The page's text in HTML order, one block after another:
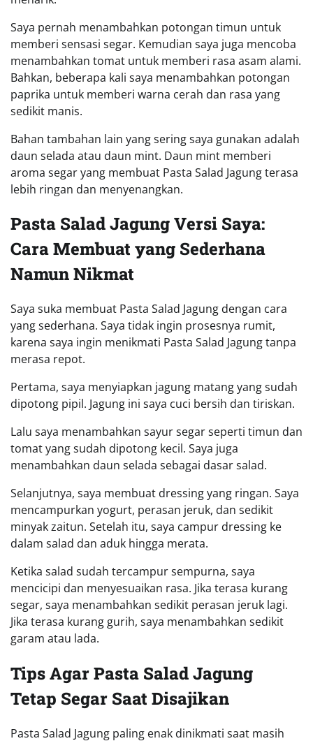
Saya pernah menambahkan potongan timun untuk
memberi sensasi segar. Kemudian saya juga mencoba
menambahkan tomat untuk memberi rasa asam alami.
Bahkan, beberapa kali saya menambahkan potongan
paprika untuk memberi warna cerah dan rasa yang
sedikit manis.
Bahan tambahan lain yang sering saya gunakan adalah
daun selada atau daun mint. Daun mint memberi
aroma segar yang membuat Pasta Salad Jagung terasa
lebih ringan dan menyenangkan.
Pasta Salad Jagung Versi Saya:
Cara Membuat yang Sederhana
Namun Nikmat
Saya suka membuat Pasta Salad Jagung dengan cara
yang sederhana. Saya tidak ingin prosesnya rumit,
karena saya ingin menikmati Pasta Salad Jagung tanpa
merasa repot.
Pertama, saya menyiapkan jagung matang yang sudah
dipotong pipil. Jagung ini saya cuci bersih dan tiriskan.
Lalu saya menambahkan sayur segar seperti timun dan
tomat yang sudah dipotong kecil. Saya juga
menambahkan daun selada sebagai dasar salad.
Selanjutnya, saya membuat dressing yang ringan. Saya
mencampurkan yogurt, perasan jeruk, dan sedikit
minyak zaitun. Setelah itu, saya campur dressing ke
dalam salad dan aduk hingga merata.
Ketika salad sudah tercampur sempurna, saya
mencicipi dan menyesuaikan rasa. Jika terasa kurang
segar, saya menambahkan sedikit perasan jeruk lagi.
Jika terasa kurang gurih, saya menambahkan sedikit
garam atau lada.
Tips Agar Pasta Salad Jagung
Tetap Segar Saat Disajikan
Pasta Salad Jagung paling enak dinikmati saat masih